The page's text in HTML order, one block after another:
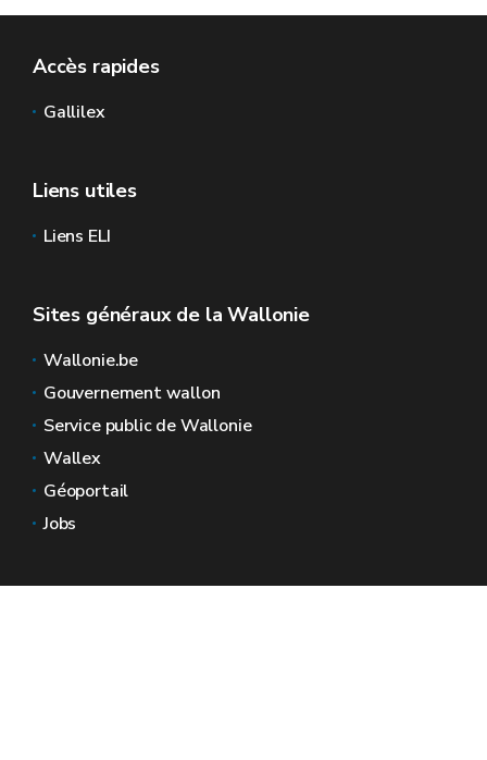
Accès rapides
Gallilex
Liens utiles
Liens ELI
Sites généraux de la Wallonie
Wallonie.be
Gouvernement wallon
Service public de Wallonie
Wallex
Géoportail
Jobs